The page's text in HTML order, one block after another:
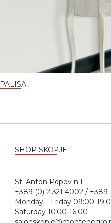
PALISA
SHOP SKOPJE
St. Anton
+389 (0) 2 321 4002 / +389
Monday – Friday 09:00-
Saturday 10:00-16:00